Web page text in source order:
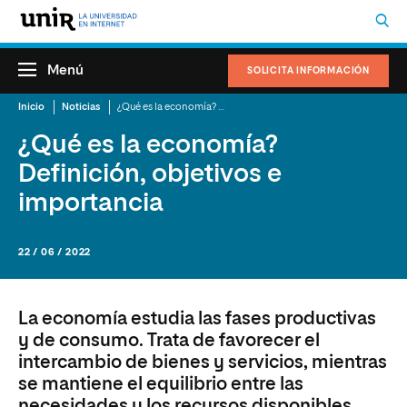
SOLICITA INFORMACIÓN
Menú
Inicio Noticias
¿Qué es la economía?
Definición, objetivos e
importancia
22 / 06 / 2022
La economía estudia las fases productivas
y de consumo. Trata de favorecer el
intercambio de bienes y servicios, mientras
se mantiene el equilibrio entre las